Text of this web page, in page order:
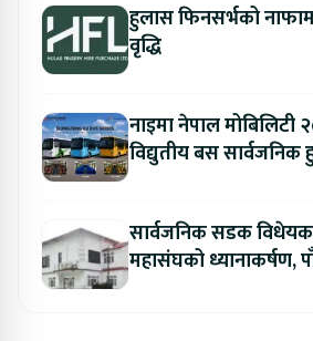
हुलास फिनसर्भको
वृद्धि
नाइमा नेपाल
विद्युतीय बस सार्वजनिक
सार्वजनिक सडक
महासंघको ध्यानाकर्षण,